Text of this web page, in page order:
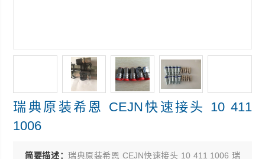
瑞典原装希恩 CEJN快速接头 10 411
1006
简要描述：瑞典原装希恩 CEJN快速接头 10 411 1006 瑞